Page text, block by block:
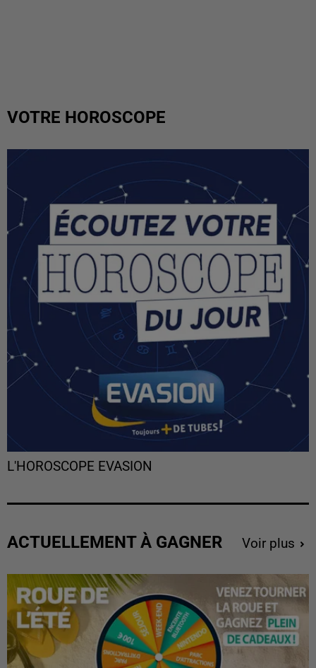
VOTRE HOROSCOPE
L'HOROSCOPE EVASION
ACTUELLEMENT À GAGNER Voir plus